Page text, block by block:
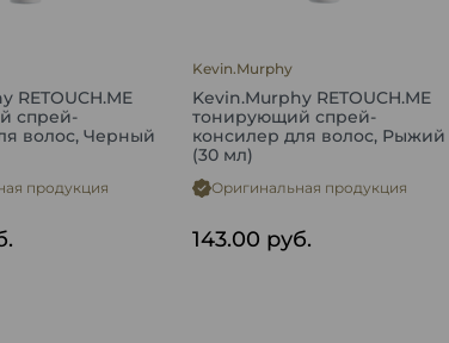
RETOUCH.ME
спрей-
волос, Черный
продукция
Kevin.Murphy
Kevin.Murphy RETOUCH.ME
тонирующий спрей-
консилер для волос, Рыжий
(30 мл)
Оригинальная продукция
143.00 руб.